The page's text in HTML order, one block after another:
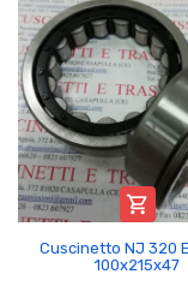

Cuscinetto NJ 320
100x215x47